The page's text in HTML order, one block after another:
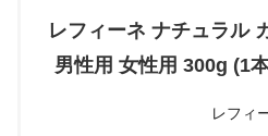
レフィーネ ナチュラル
男性用 女性用 300g (1
レフィ